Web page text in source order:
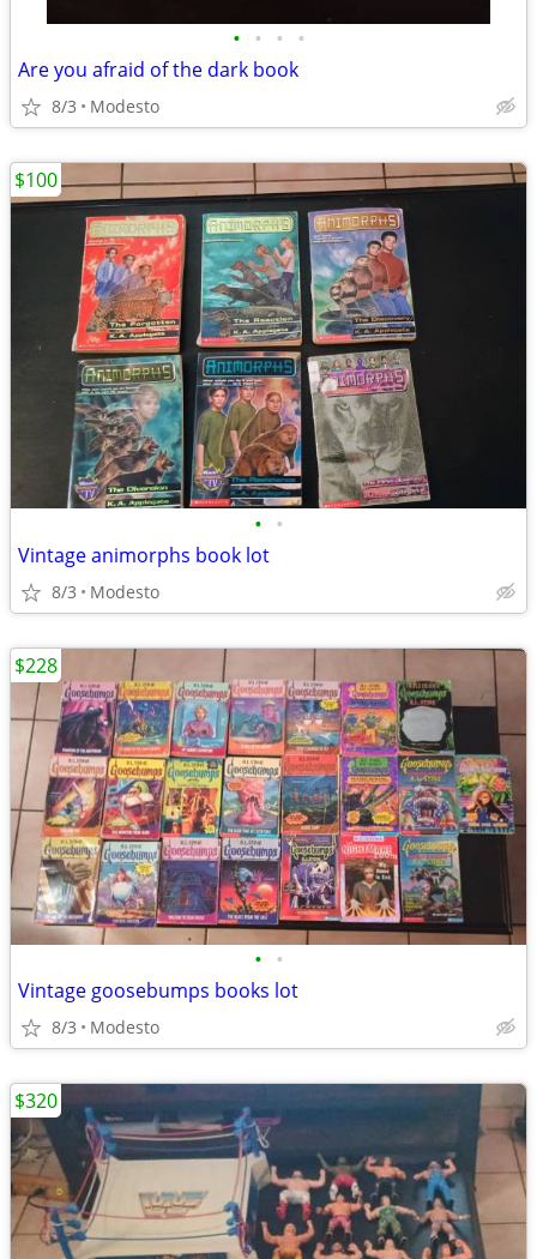
• • • •
Are you afraid of the dark book
8/3 Modesto
• •
Vintage animorphs book lot
8/3 Modesto
$100
• •
Vintage goosebumps books lot
8/3 Modesto
$228
$320